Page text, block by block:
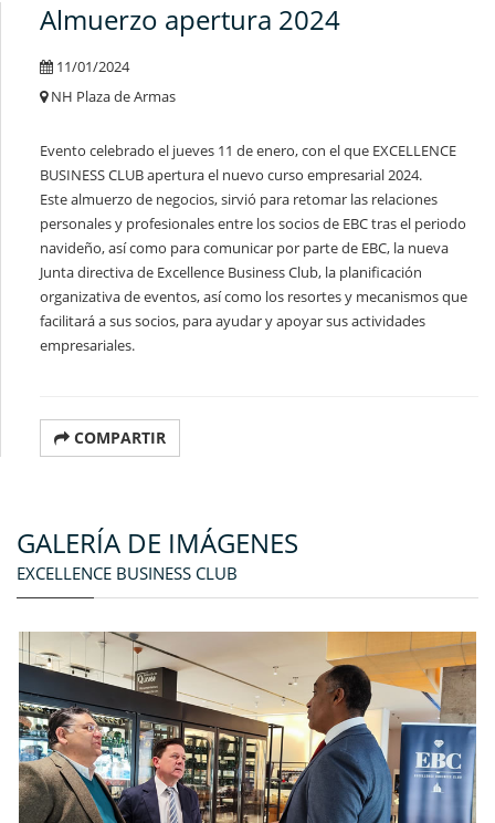
Almuerzo apertura 2024
11/01/2024
NH Plaza de Armas
Evento celebrado el jueves 11 de enero, con el que EXCELLENCE
BUSINESS CLUB apertura el nuevo curso empresarial 2024.
Este almuerzo de negocios, sirvió para retomar las relaciones
personales y profesionales entre los socios de EBC tras el periodo
navideño, así como para comunicar por parte de EBC, la nueva
Junta directiva de Excellence Business Club, la planificación
organizativa de eventos, así como los resortes y mecanismos que
facilitará a sus socios, para ayudar y apoyar sus actividades
empresariales.
COMPARTIR
GALERÍA DE IMÁGENES
EXCELLENCE BUSINESS CLUB